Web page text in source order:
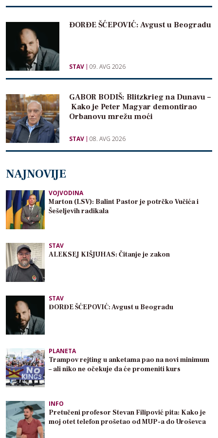
ĐORĐE ŠĆEPOVIĆ: Avgust u Beogradu
STAV 09. AVG 2026
GABOR BODIŠ: Blitzkrieg na Dunavu –
Kako je Peter Magyar demontirao
Orbanovu mrežu moći
STAV 08. AVG 2026
NAJNOVIJE
VOJVODINA
Marton (LSV): Balint Pastor je potrčko Vučića i
Šešeljevih radikala
STAV
ALEKSEJ KIŠJUHAS: Čitanje je zakon
STAV
ĐORĐE ŠĆEPOVIĆ: Avgust u Beogradu
PLANETA
Trampov rejting u anketama pao na novi minimum
– ali niko ne očekuje da će promeniti kurs
INFO
Pretučeni profesor Stevan Filipović pita: Kako je
moj otet telefon prošetao od MUP-a do Uroševca